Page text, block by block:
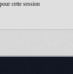
cette session